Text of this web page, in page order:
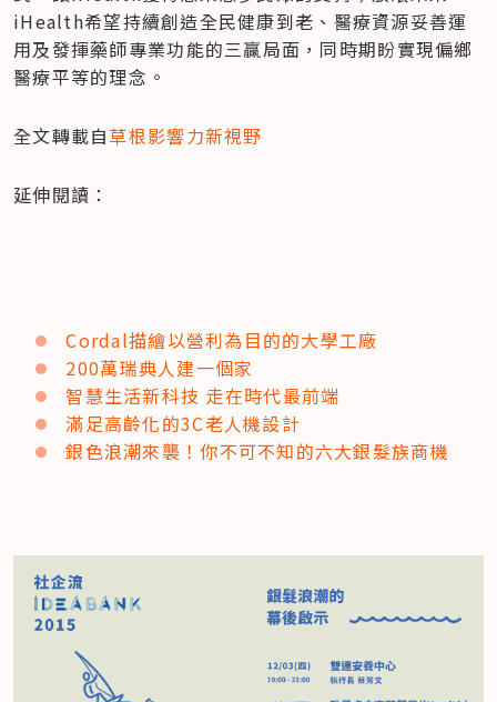
iHealth希望持續創造全民健康到老、醫療資源妥善運
用及發揮藥師專業功能的三贏局面，同時期盼實現偏鄉
醫療平等的理念。
全文轉載自草根影響力新視野
延伸閱讀：
Cordal描繪以營利為目的的大學工廠
200萬瑞典人建一個家
智慧生活新科技 走在時代最前端
滿足高齡化的3C老人機設計
銀色浪潮來襲！你不可不知的六大銀髮族商機